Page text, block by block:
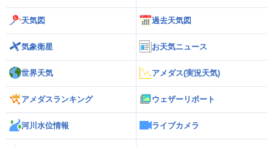
天気図 過去天気図
気象衛星 お天気ニュース
世界天気 アメダス(実況天気)
アメダスランキング ウェザーリポート
河川水位情報 ライブカメラ